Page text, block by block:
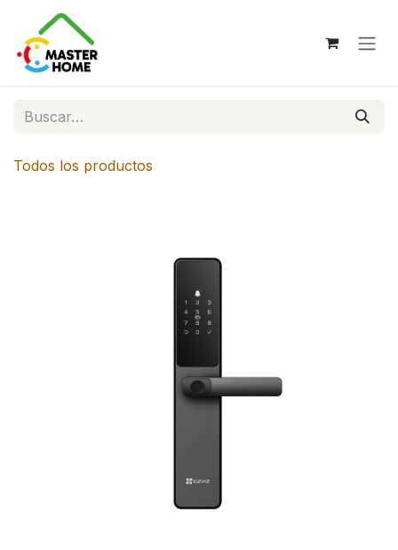
Ir al contenido
Todos los productos